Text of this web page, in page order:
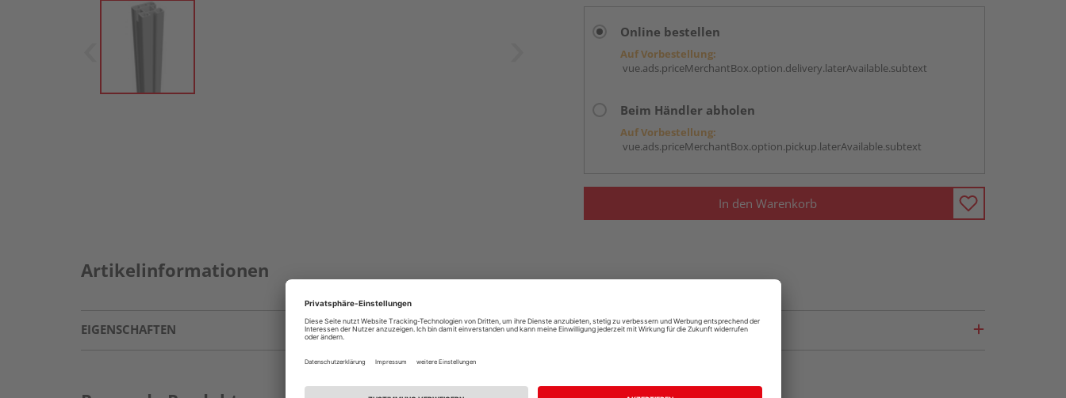
Online bestellen
Auf Vorbestellung:
vue.ads.priceMerchantBox.option.delivery.laterAvailable.subtext
Beim Händler abholen
Auf Vorbestellung:
vue.ads.priceMerchantBox.option.pickup.laterAvailable.subtext
In den Warenkorb
Artikelinformationen
EIGENSCHAFTEN